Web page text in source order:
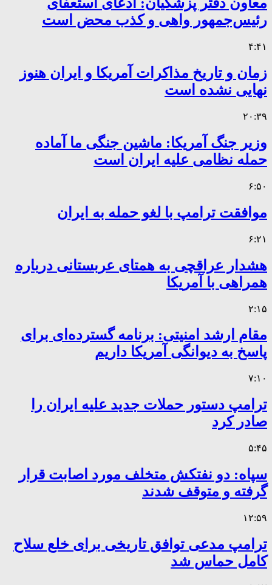
معاون دفتر پزشکیان: ادعای استعفای
رئیس‌جمهور واهی و کذب محض است
۴:۴۱
زمان و تاریخ مذاکرات آمریکا و ایران هنوز
نهایی نشده است
۲۰:۳۹
وزیر جنگ آمریکا: ماشین جنگی ما آماده
حمله نظامی علیه ایران است
۶:۵۰
موافقت ترامپ با لغو حمله به ایران
۶:۲۱
هشدار عراقچی به همتای عربستانی درباره
همراهی با آمریکا
۲:۱۵
مقام ارشد امنیتی: برنامه گسترده‌ای برای
پاسخ به دیوانگی آمریکا داریم
۷:۱۰
ترامپ دستور حملات جدید علیه ایران را
صادر کرد
۵:۴۵
سپاه: دو نفتکش متخلف مورد اصابت قرار
گرفته و متوقف شدند
۱۲:۵۹
ترامپ مدعی توافق تاریخی برای خلع سلاح
کامل حماس شد